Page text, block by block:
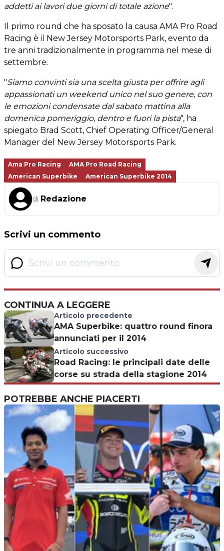
addetti ai lavori due giorni di totale azione".
Il primo round che ha sposato la causa AMA Pro Road
Racing è il New Jersey Motorsports Park, evento da
tre anni tradizionalmente in programma nel mese di
settembre.
"Siamo convinti sia una scelta giusta per offrire agli
appassionati un weekend unico nel suo genere, con
le emozioni condensate dal sabato mattina alla
domenica pomeriggio, dentro e fuori la pista", ha
spiegato Brad Scott, Chief Operating Officer/General
Manager del New Jersey Motorsports Park.
Ama Pro Racing
AMA Pro Road Racing
American Superbike
American Superbike 2014
di Redazione
Scrivi un commento
CONTINUA A LEGGERE
Articolo precedente
AMA Superbike: quattro round finora
annunciati per il 2014
Articolo successivo
Road Racing: le principali date delle
corse su strada della stagione 2014
POTREBBE ANCHE PIACERTI